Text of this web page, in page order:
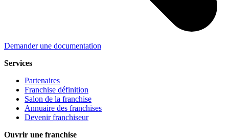
Demander une documentation
Services
Partenaires
Franchise définition
Salon de la franchise
Annuaire des franchises
Devenir franchiseur
Ouvrir une franchise